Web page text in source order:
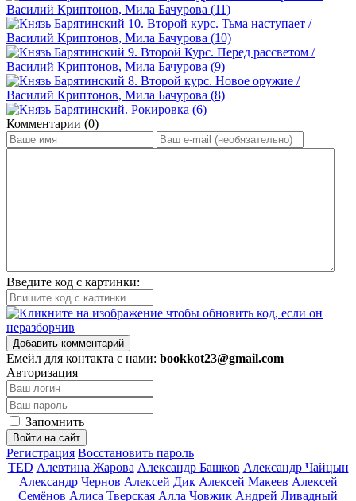
Комментарии (0)
Введите код с картинки:
Добавить комментарий
Емейл для контакта с нами: bookkot23@gmail.com
Авторизация
Запомнить
Войти на сайт
Регистрация Восстановить пароль
TED Алевтина Жарова Александр Башков Александр Чайцын
Александр Чернов Алексей Дик Алексей Макеев Алексей
Семёнов Алиса Тверская Алла Човжик Андрей Ливадный